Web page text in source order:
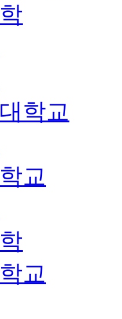
학교
교
교